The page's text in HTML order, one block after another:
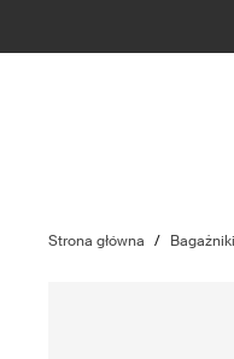
Strona główna /